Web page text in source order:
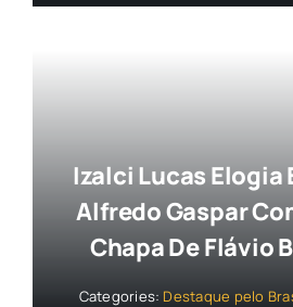
Izalci Lucas Elogia
Alfredo Gaspar
Chapa De Flávio
Categories: Destaque pelo